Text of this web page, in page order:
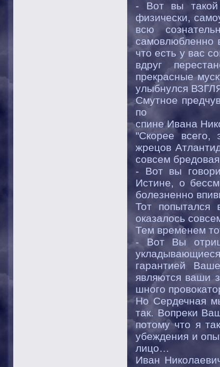
- Вот вы
физически,
всю
самовлюбленно
что есть у вас
вдруг
прекрасные
улыбнулся
Смутное
по
спине Ивана
"Скорее всего,
жрецов
совсем
- Вот вы
Истине, о
болезненно
Тот попытался
оказалось
Тем временем
- Вот Вы
гарантией
являются ваши
шного
Но Сердечная
так. Вопреки
потому что я
убеждения и
лицо…
Иван